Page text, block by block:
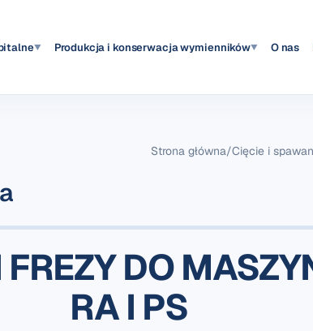
▼ Produkcja i konserwacja wymienników▼ O nas
Strona główna/Cięcie i
DO
RA I PS